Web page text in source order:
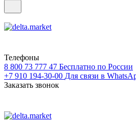
Телефоны
8 800 73 777 47 Бесплатно по России
+7 910 194-30-00 Для связи в
Заказать звонок